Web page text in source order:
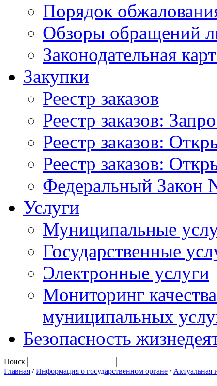
Порядок
Обзоры обращений
Законодательная
Закупки
Реестр заказов
Реестр заказов:
Реестр заказов:
Реестр заказов:
Федеральный Закон
Услуги
Муниципальные
Государственные
Электронные услуги
Мониторинг
муниципальных
Безопасность
Поиск
Главная /Информация о государственном органе / Актуальная